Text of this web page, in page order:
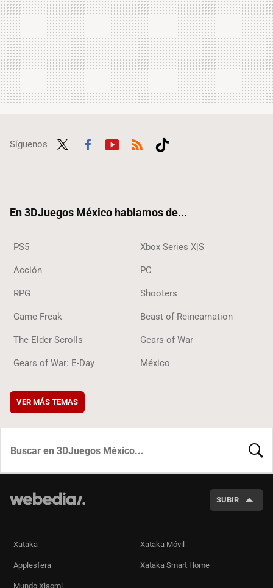
Síguenos
En 3DJuegos México hablamos de...
PS5 Xbox Series X|S
Acción PC
RPG Shooters
Game Freak Beast of Reincarnation
The Elder Scrolls Gears of War
Gears of War: E-Day México
VER MÁS TEMAS
SUBIR
Xataka Xataka Móvil
Applesfera Xataka Smart Home
Mundo Xiaomi